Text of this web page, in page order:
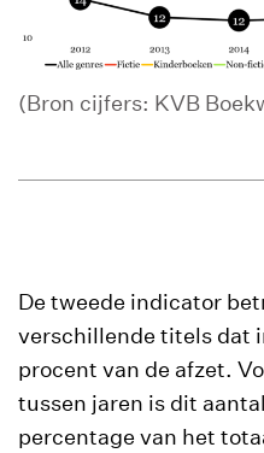
(Bron cijfers: KVB
De tweede indicator
verschillende titels dat
procent van de afzet.
tussen jaren is dit
percentage van het